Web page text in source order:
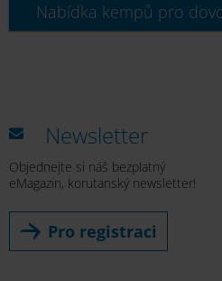
Nabídka kempů pro
Newsletter
Objednejte si náš bezplatný
eMagazin, korutanský newsletter!
Pro registraci